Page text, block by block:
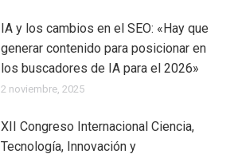
IA y los cambios en el SEO: «Hay que
generar contenido para posicionar en
los buscadores de IA para el 2026»
2 noviembre, 2025
XII Congreso Internacional Ciencia,
Tecnología, Innovación y